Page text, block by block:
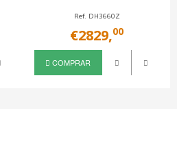
Ref. DH3660Z
€2829,00
COMPRAR